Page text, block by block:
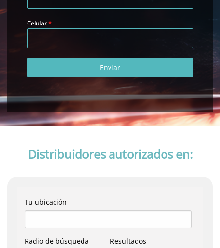
Celular*
Enviar
Distribuidores autorizados en:
Tu ubicación
Radio de búsqueda Resultados